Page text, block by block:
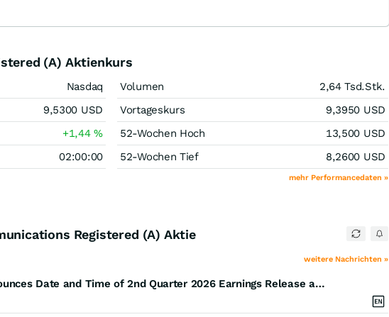
(A) Aktienkurs
Nasdaq
9,5300 USD
+1,44%
02:00:00
Volumen 2,64 Tsd.Stk.
Vortageskurs
9,3950 USD
52-Wochen Hoch
13,500 USD
52-Wochen Tief
8,2600 USD
mehr Performancedaten »
Registered (A) Aktie
weitere Nachrichten »
Saga Communications, Inc. Announces Date and Time of 2nd Quarter 2026 Earnings Release and Conference Call